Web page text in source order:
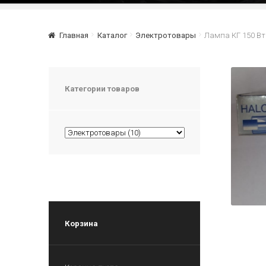
Главная Каталог Электротовары Лампа КГ 150
Категории товаров
Корзина